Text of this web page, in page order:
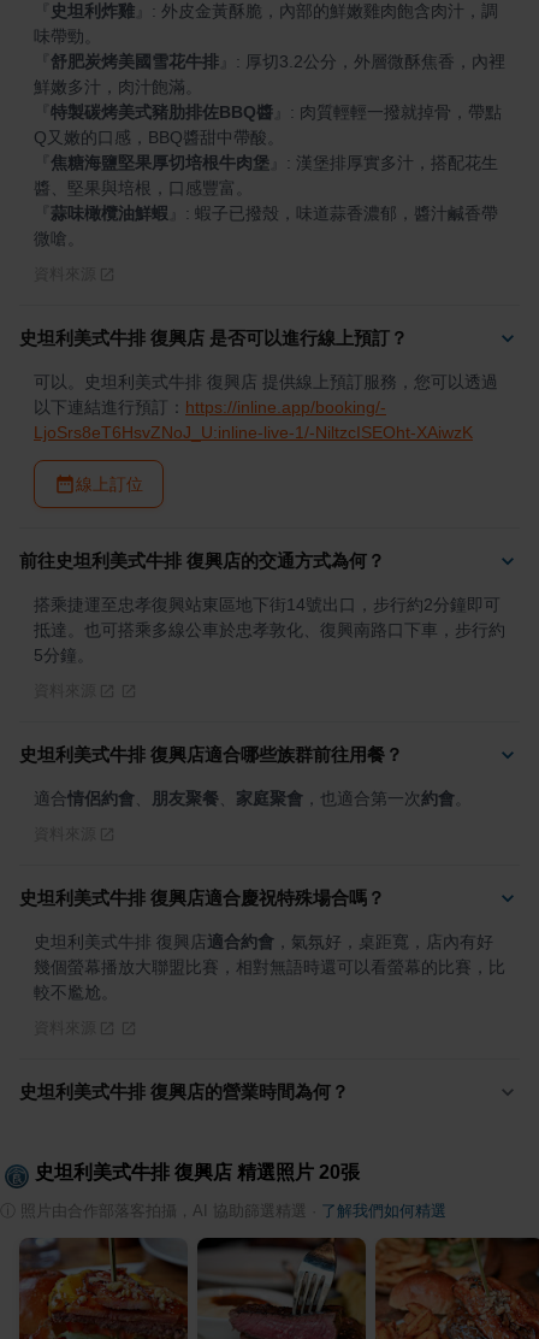
史坦利炸雞
: 外皮金黃酥脆，內部的鮮嫩雞肉飽含肉汁，調
舒肥炭烤美國雪花牛排
: 厚切3.2公分，外層微酥焦香，內裡
特製碳烤美式豬肋排佐BBQ醬
: 肉質輕輕一撥就掉骨，帶點
焦糖海鹽堅果厚切培根牛肉堡
: 漢堡排厚實多汁，搭配花生
蒜味橄欖油鮮蝦
: 蝦子已撥殼，味道蒜香濃郁，醬汁鹹香帶
微嗆。
史坦利美式牛排 復興店 是否可以進行線上預訂？
可以。史坦利美式牛排 復興店 提供線上預訂服務，您可以透過
以下連結進行預訂： https://inline.app/booking/-
LjoSrs8eT6HsvZNoJ_U:inline-live-1/-NiltzcISEOht-XAiwzK
線上訂位
前往史坦利美式牛排 復興店的交通方式為何？
搭乘捷運至忠孝復興站東區地下街14號出口，步行約2分鐘即可
抵達。也可搭乘多線公車於忠孝敦化、復興南路口下車，步行約
5分鐘。
史坦利美式牛排 復興店適合哪些族群前往用餐？
適合情侶約會 朋友聚餐 家庭聚會 ，也適合第一次約會
史坦利美式牛排 復興店適合慶祝特殊場合嗎？
史坦利美式牛排 復興店適合約會 ，氣氛好，桌距寬，店內有好
幾個螢幕播放大聯盟比賽，相對無語時還可以看螢幕的比賽，比
較不尷尬。
史坦利美式牛排 復興店的營業時間為何？
史坦利美式牛排 復興店 精選照片 20張
照片由合作部落客拍攝，AI 協助篩選精選 了解我們如何精選